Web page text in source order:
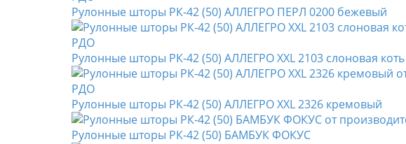
Рулонные шторы РК-42 (50) АЛЛЕГРО ПЕРЛ 0200 бежевый
Рулонные шторы РК-42 (50) АЛЛЕГРО XXL 2103 слоновая коть
Рулонные шторы РК-42 (50) АЛЛЕГРО XXL 2326 кремовый
Рулонные шторы РК-42 (50) БАМБУК ФОКУС